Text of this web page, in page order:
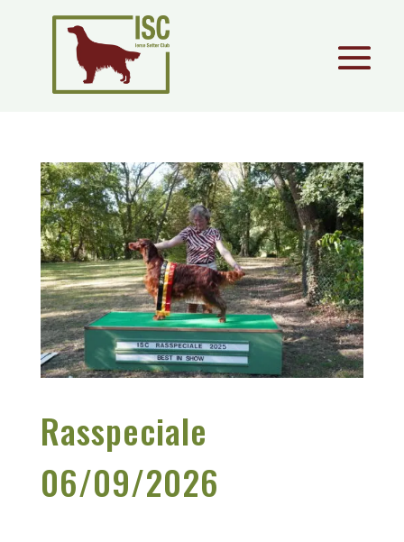
Rasspeciale
06/09/2026